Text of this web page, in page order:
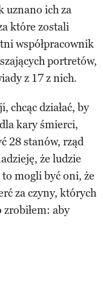
uznano ich za
które zostali
współpracownik
portretów,
z 17 z nich.
chcąc działać, by
kary śmierci,
28 stanów, rząd
że ludzie
to mogli być oni, że
za czyny, których
zrobiłem: aby